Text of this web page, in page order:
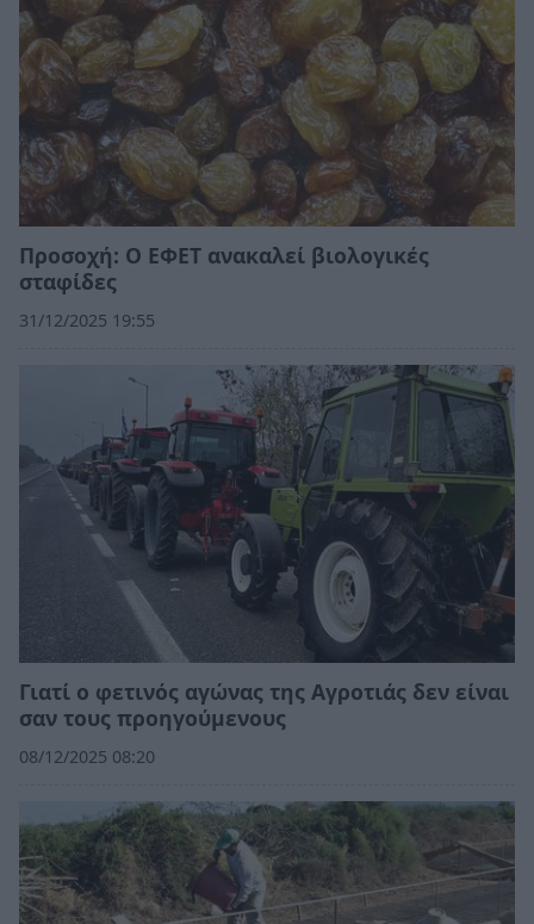
Προσοχή: Ο ΕΦΕΤ ανακαλεί βιολογικές
σταφίδες
31/12/2025 19:55
Γιατί ο φετινός αγώνας της Αγροτιάς δεν είναι
σαν τους προηγούμενους
08/12/2025 08:20